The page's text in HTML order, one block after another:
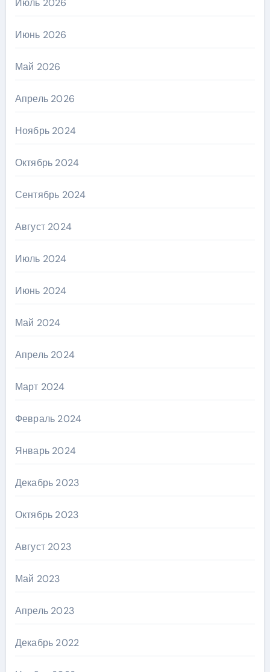
Июнь 2026
Май 2026
Апрель 2026
Ноябрь 2024
Октябрь 2024
Сентябрь 2024
Август 2024
Июль 2024
Июнь 2024
Май 2024
Апрель 2024
Март 2024
Февраль 2024
Январь 2024
Декабрь 2023
Октябрь 2023
Август 2023
Май 2023
Апрель 2023
Декабрь 2022